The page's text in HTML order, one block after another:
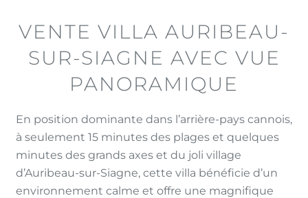
VENTE VILLA AURIBEAU-
SUR-SIAGNE AVEC VUE
PANORAMIQUE
En position dominante dans l’arrière-pays cannois,
à seulement 15 minutes des plages et quelques
minutes des grands axes et du joli village
d’Auribeau-sur-Siagne, cette villa bénéficie d’un
environnement calme et offre une magnifique